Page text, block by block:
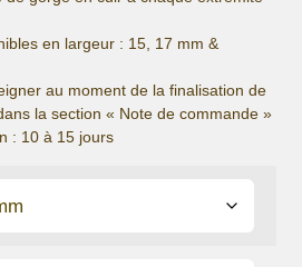
en largeur : 15, 17 mm &
au moment de la finalisation de
la section « Note de commande »
: 10 à 15 jours